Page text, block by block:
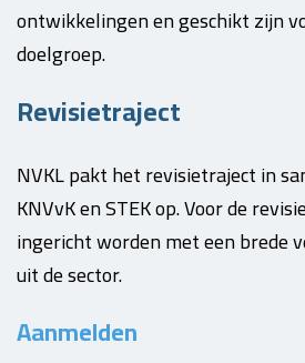
ontwikkelingen en geschikt zijn
doelgroep.
Revisietraject
NVKL pakt het revisietraject in
KNVvK en STEK op. Voor de
ingericht worden met een brede
uit de sector.
Aanmelden